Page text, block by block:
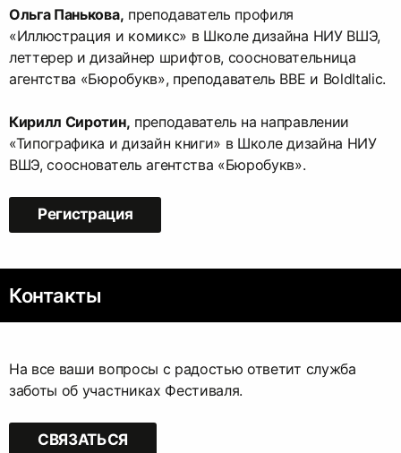
Ольга Панькова, преподаватель профиля
«Иллюстрация и комикс» в Школе дизайна НИУ ВШЭ,
леттерер и дизайнер шрифтов, соосновательница
агентства «Бюробукв», преподаватель BBE и BoldItalic.
Кирилл Сиротин, преподаватель на направлении
«Типографика и дизайн книги» в Школе дизайна НИУ
ВШЭ, сооснователь агентства «Бюробукв».
Регистрация
Контакты
На все ваши вопросы с радостью ответит служба
заботы об участниках Фестиваля.
СВЯЗАТЬСЯ